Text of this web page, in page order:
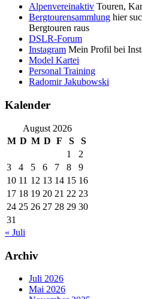
Alpenvereinaktiv Touren,
Bergtourensammlung hier
Bergtouren raus
DSLR-Forum
Instagram Mein Profil bei
Model Kartei
Personal Training
Radomir Jakubowski
Kalender
August 2026
M D M D F S
S
1
2
3
4 5 6 7 8
9
10 11 12 13 14 15 16
17 18 19 20 21 22 23
24 25 26 27 28 29 30
31
« Juli
Archiv
Juli 2026
Mai 2026